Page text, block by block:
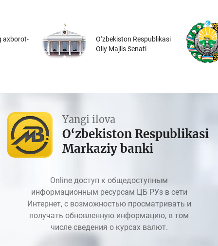
axborot-
O‘zbekiston Respublikasi
Oliy Majlis Senati
Yangi ilova
O‘zbekiston Respublikasi
Markaziy banki
Online доступ к общедоступным
информационным ресурсам ЦБ РУз в сети
Интернет, с возможностью просматривать и
получать обновленную информацию, в том
числе сведения о курсах валют.